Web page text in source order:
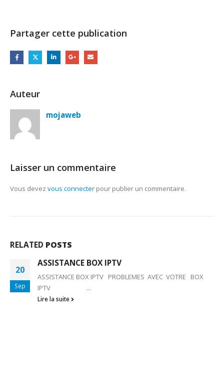
Partager cette publication
Auteur
mojaweb
Laisser un commentaire
Vous devez vous connecter pour publier un commentaire.
RELATED POSTS
20
Sep
ASSISTANCE BOX IPTV
ASSISTANCE BOX IPTV PROBLEMES AVEC VOTRE BOX
IPTV ...
Lire la suite